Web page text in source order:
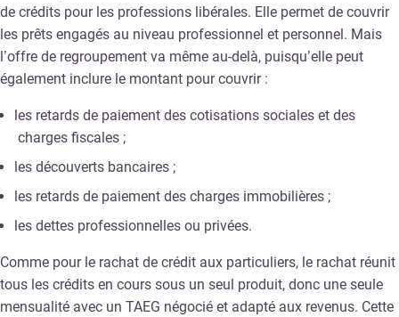
de crédits pour les professions libérales. Elle permet de couvrir
les prêts engagés au niveau professionnel et personnel. Mais
l’offre de regroupement va même au-delà, puisqu’elle peut
également inclure le montant pour couvrir :
les retards de paiement des cotisations sociales et des
charges fiscales ;
les découverts bancaires ;
les retards de paiement des charges immobilières ;
les dettes professionnelles ou privées.
Comme pour le rachat de crédit aux particuliers, le rachat réunit
tous les crédits en cours sous un seul produit, donc une seule
mensualité avec un TAEG négocié et adapté aux revenus. Cette